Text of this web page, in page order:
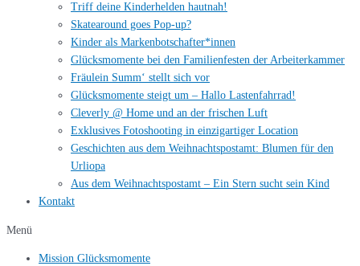
Triff deine Kinderhelden hautnah!
Skatearound goes Pop-up?
Kinder als Markenbotschafter*innen
Glücksmomente bei den Familienfesten der Arbeiterkammer
Fräulein Summ‘ stellt sich vor
Glücksmomente steigt um – Hallo Lastenfahrrad!
Cleverly @ Home und an der frischen Luft
Exklusives Fotoshooting in einzigartiger Location
Geschichten aus dem Weihnachtspostamt: Blumen für den
Urliopa
Aus dem Weihnachtspostamt – Ein Stern sucht sein Kind
Kontakt
Menü
Mission Glücksmomente